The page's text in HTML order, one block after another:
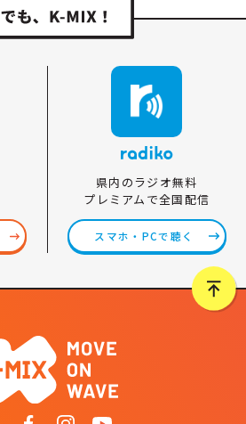
県内のラジオ無料
プレミアムで全国配信
スマホ・PCで聴く